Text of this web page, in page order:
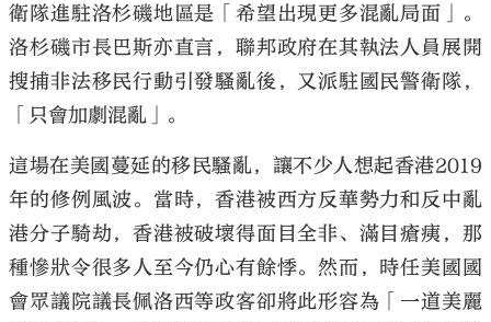
衛隊進駐洛杉磯地區是「希望出現更多混亂局面」。
洛杉磯市長巴斯亦直言，聯邦政府在其執法人員展開
搜捕非法移民行動引發騷亂後，又派駐國民警衛隊，
「只會加劇混亂」。
這場在美國蔓延的移民騷亂，讓不少人想起香港2019
年的修例風波。當時，香港被西方反華勢力和反中亂
港分子騎劫，香港被破壞得面目全非、滿目瘡痍，那
種慘狀令很多人至今仍心有餘悸。然而，時任美國國
會眾議院議長佩洛西等政客卻將此形容為「一道美麗